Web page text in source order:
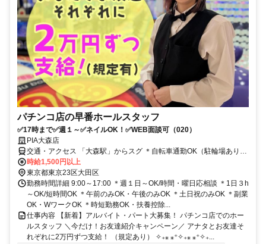
パチンコ店の早番ホールスタッフ
✅17時まで✅週１～✅ネイルOK！✅WEB面談可（020）
PIA大森店
交通・アクセス 「大森駅」からスグ ＊自転車通勤OK（駐輪場あり）
＊近くにコンビニ・カフェ・飲食店など多数
時給1,500円以上
東京都東京23区大田区
勤務時間詳細 9:00～17:00 ＊週１日～OK/時間・曜日応相談 ＊1日３h
～OK/短時間OK ＊午前のみOK・午後のみOK ＊土日祝のみOK ＊副業
OK・WワークOK ＊時短勤務OK・扶養控除...
仕事内容 【新着】アルバイト・パート大募集！ パチンコ店でのホー
ルスタッフ ＼今だけ！お友達紹介キャンペーン／ アナタとお友達そ
れぞれに2万円ずつ支給！ （規定あり） ✧₊⁎ ⁎⁺✧₊⁎ ⁎⁺✧₊...